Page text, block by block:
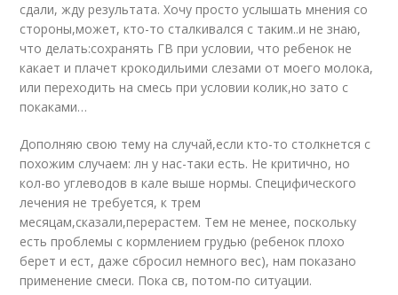
сдали, жду результата. Хочу просто услышать мнения со
стороны,может, кто-то сталкивался с таким..и не знаю,
что делать:сохранять ГВ при условии, что ребенок не
какает и плачет крокодильими слезами от моего молока,
или переходить на смесь при условии колик,но зато с
покаками…
Дополняю свою тему на случай,если кто-то столкнется с
похожим случаем: лн у нас-таки есть. Не критично, но
кол-во углеводов в кале выше нормы. Специфического
лечения не требуется, к трем
месяцам,сказали,перерастем. Тем не менее, поскольку
есть проблемы с кормлением грудью (ребенок плохо
берет и ест, даже сбросил немного вес), нам показано
применение смеси. Пока св, потом-по ситуации.